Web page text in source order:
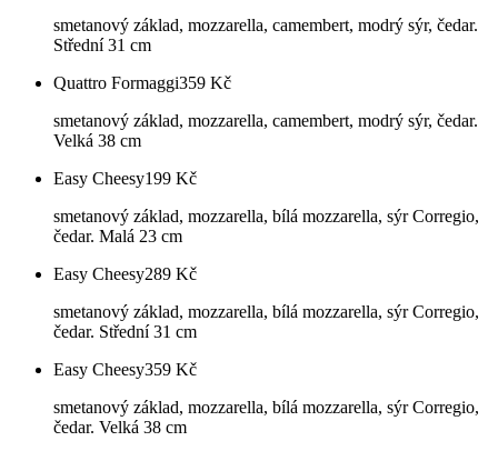
smetanový základ, mozzarella, camembert, modrý sýr, čedar.
Střední 31 cm
Quattro Formaggi359 Kč
smetanový základ, mozzarella, camembert, modrý sýr, čedar.
Velká 38 cm
Easy Cheesy199 Kč
smetanový základ, mozzarella, bílá mozzarella, sýr Corregio,
čedar. Malá 23 cm
Easy Cheesy289 Kč
smetanový základ, mozzarella, bílá mozzarella, sýr Corregio,
čedar. Střední 31 cm
Easy Cheesy359 Kč
smetanový základ, mozzarella, bílá mozzarella, sýr Corregio,
čedar. Velká 38 cm